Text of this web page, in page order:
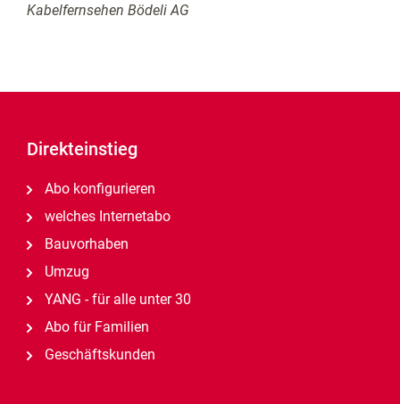
Kabelfernsehen Bödeli AG
Direkteinstieg
Abo konfigurieren
welches Internetabo
Bauvorhaben
Umzug
YANG - für alle unter 30
Abo für Familien
Geschäftskunden